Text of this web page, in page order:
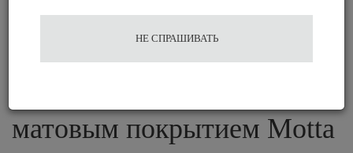
цельнометаллический
матовым покрытием Motta
НЕ СПРАШИВАТЬ